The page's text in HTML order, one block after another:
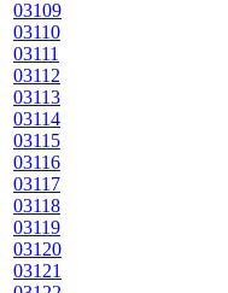
03109
03110
03111
03112
03113
03114
03115
03116
03117
03118
03119
03120
03121